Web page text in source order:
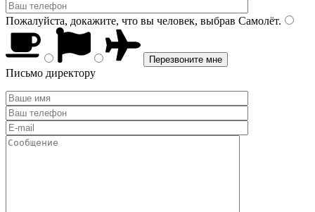
Пожалуйста, докажите, что вы человек, выбрав Самолёт.
Письмо директору